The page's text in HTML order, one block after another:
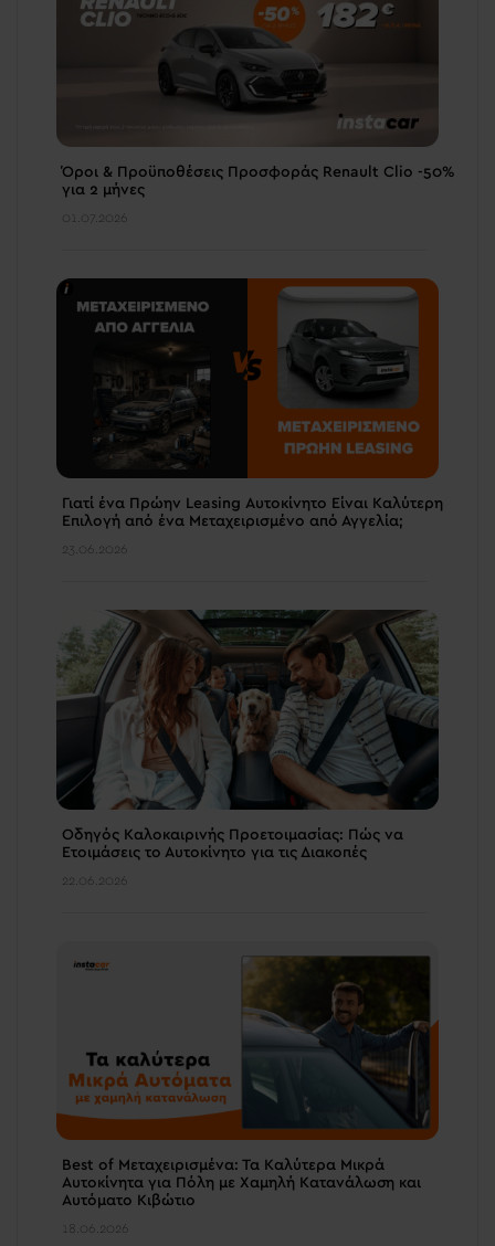
Όροι & Προϋποθέσεις Προσφοράς Renault Clio -50%
για 2 μήνες
01.07.2026
Γιατί ένα Πρώην Leasing Αυτοκίνητο Είναι Καλύτερη
Επιλογή από ένα Μεταχειρισμένο από Αγγελία;
23.06.2026
Οδηγός Καλοκαιρινής Προετοιμασίας: Πώς να
Ετοιμάσεις το Αυτοκίνητο για τις Διακοπές
22.06.2026
Best of Μεταχειρισμένα: Τα Καλύτερα Μικρά
Αυτοκίνητα για Πόλη με Χαμηλή Κατανάλωση και
Αυτόματο Κιβώτιο
18.06.2026